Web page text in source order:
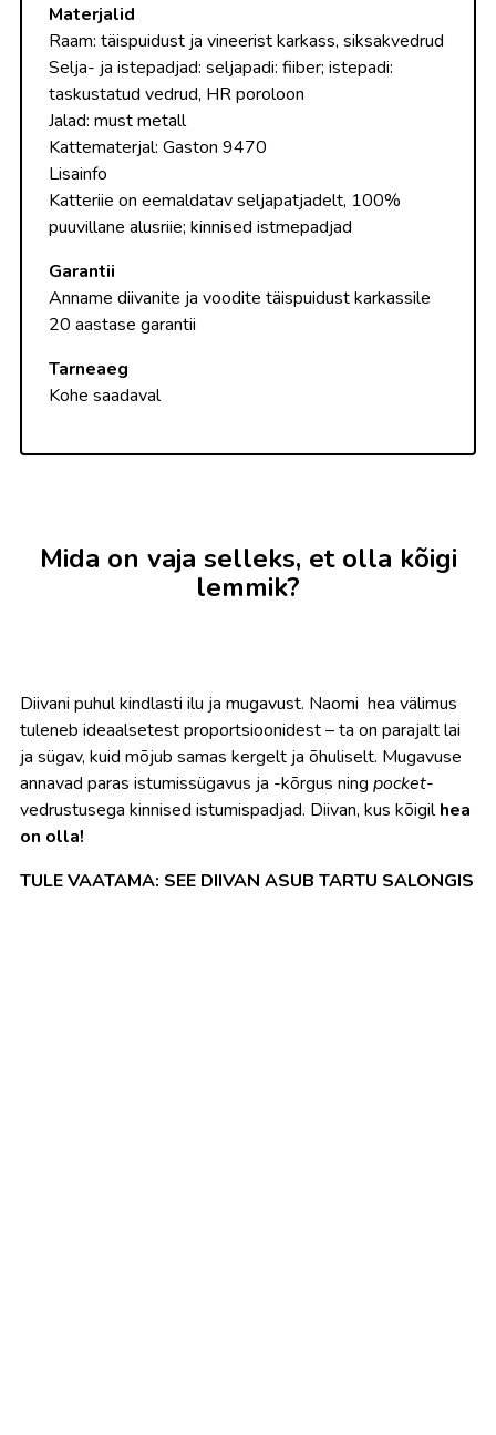
Materjalid
Raam: täispuidust ja vineerist karkass, siksakvedrud
Selja- ja istepadjad: seljapadi: fiiber; istepadi:
taskustatud vedrud, HR poroloon
Jalad: must metall
Kattematerjal: Gaston 9470
Lisainfo
Katteriie on eemaldatav seljapatjadelt, 100%
puuvillane alusriie; kinnised istmepadjad
Garantii
Anname diivanite ja voodite täispuidust karkassile
20 aastase garantii
Tarneaeg
Kohe saadaval
Mida on vaja selleks, et olla kõigi
lemmik?
Diivani puhul kindlasti ilu ja mugavust. Naomi hea välimus
tuleneb ideaalsetest proportsioonidest – ta on parajalt lai
ja sügav, kuid mõjub samas kergelt ja õhuliselt. Mugavuse
annavad paras istumissügavus ja -kõrgus ning pocket-
vedrustusega kinnised istumispadjad. Diivan, kus kõigilhea
on olla!
TULE VAATAMA: SEE DIIVAN ASUB TARTU SALONGIS